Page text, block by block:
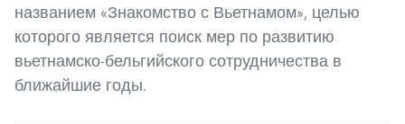
названием «Знакомство с Вьетнамом», целью
которого является поиск мер по развитию
вьетнамско-бельгийского сотрудничества в
ближайшие годы.